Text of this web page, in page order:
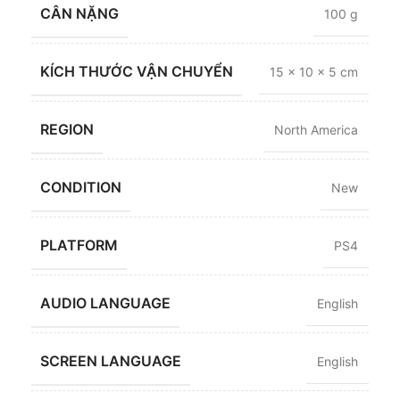
CÂN NẶNG 100 g
KÍCH THƯỚC VẬN CHUYỂN 15 × 10 × 5 cm
REGION North America
CONDITION New
PLATFORM PS4
AUDIO LANGUAGE English
SCREEN LANGUAGE English